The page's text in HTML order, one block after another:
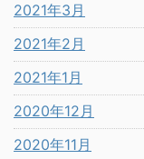
2021年3月
2021年2月
2021年1月
2020年12月
2020年11月